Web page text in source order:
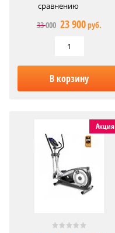
сравнению
33 000 23 900руб.
В корзину
Акция